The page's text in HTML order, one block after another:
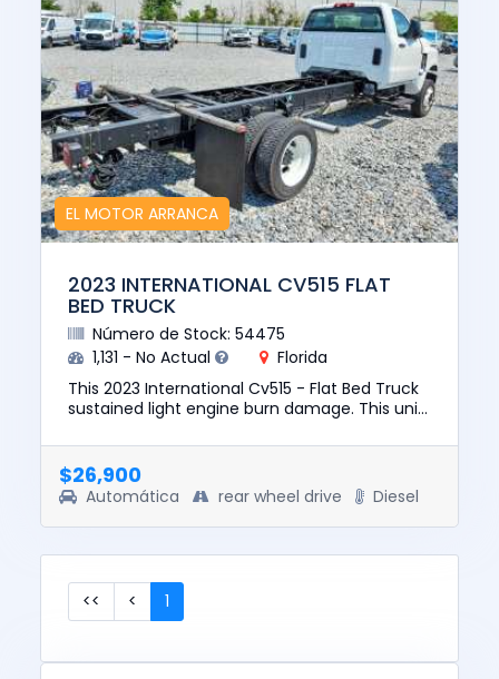
EL MOTOR ARRANCA
2023 INTERNATIONAL CV515 FLAT
BED TRUCK
Número de Stock: 54475
1,131 - No Actual
Florida
This 2023 International Cv515 - Flat Bed Truck
sustained light engine burn damage. This unit
value of thi...
$26,900
Automática rear wheel drive Diesel
<< < 1